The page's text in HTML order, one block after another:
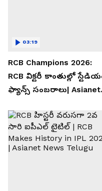
RCB Champions 2026:
RCB విక్టరీ కాంతుల్లో
ఫ్యాన్స్ సంబరాలు| Asianet
03:19